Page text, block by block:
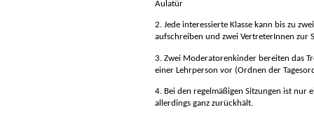
Aulatür
2. Jede interessierte Klasse kann bis zu
aufschreiben und zwei VertreterInnen zur
3. Zwei Moderatorenkinder bereiten das
einer Lehrperson vor (Ordnen der
4. Bei den regelmäßigen Sitzungen ist nur
allerdings ganz zurückhält.